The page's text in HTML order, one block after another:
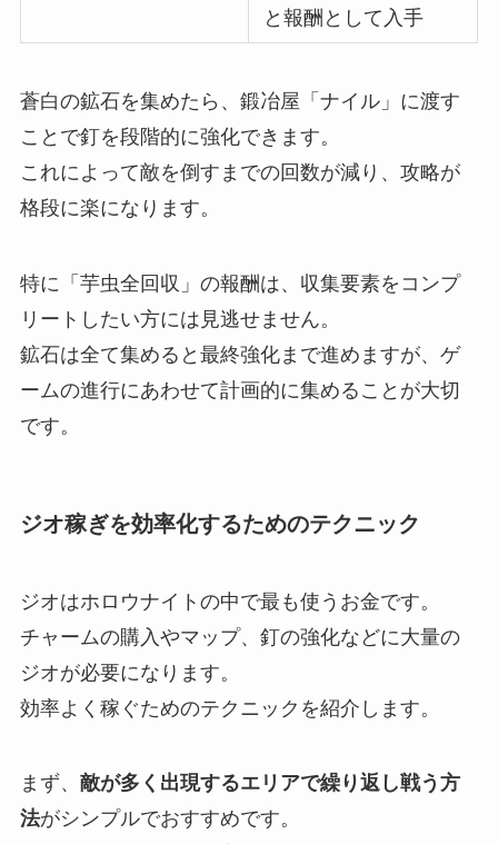
と報酬として入手
蒼白の鉱石を集めたら、鍛冶屋「ナイル」に渡す
ことで釘を段階的に強化できます。
これによって敵を倒すまでの回数が減り、攻略が
格段に楽になります。
特に「芋虫全回収」の報酬は、収集要素をコンプ
リートしたい方には見逃せません。
鉱石は全て集めると最終強化まで進めますが、ゲ
ームの進行にあわせて計画的に集めることが大切
です。
ジオ稼ぎを効率化するためのテクニック
ジオはホロウナイトの中で最も使うお金です。
チャームの購入やマップ、釘の強化などに大量の
ジオが必要になります。
効率よく稼ぐためのテクニックを紹介します。
まず、 敵が多く出現するエリアで繰り返し戦う方
法がシンプルでおすすめです。